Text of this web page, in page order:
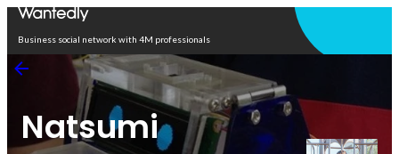
Business social network with 4M professionals
Natsumi